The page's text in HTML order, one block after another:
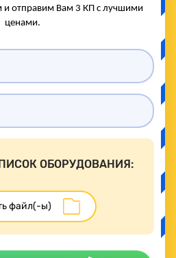
и отправим Вам 3 КП с лучшими
ценами.
ОБОРУДОВАНИЯ: